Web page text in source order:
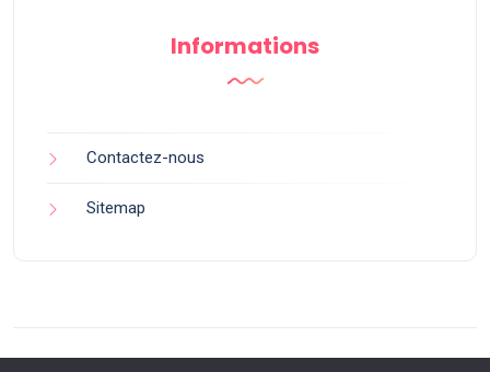
Informations
Contactez-nous
Sitemap